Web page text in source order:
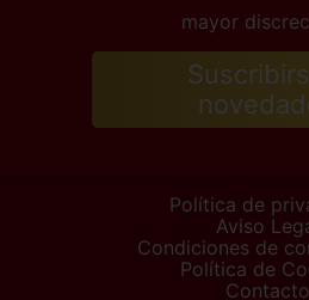
mayor
Política de
Aviso
Condiciones de
Política de
Contacto